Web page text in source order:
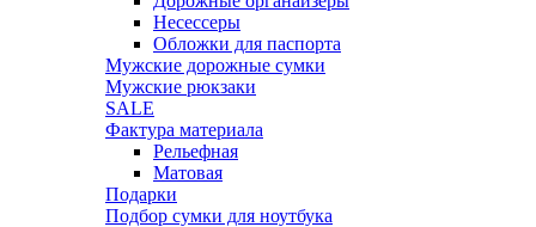
Несессеры
Обложки для паспорта
Мужские дорожные сумки
Мужские рюкзаки
SALE
Фактура материала
Рельефная
Матовая
Подарки
Подбор сумки для ноутбука